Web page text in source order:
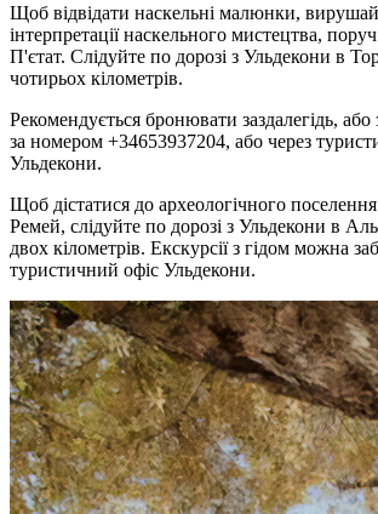
Щоб відвідати наскельні малюнки,
інтерпретації наскельного мистецтва,
П'єтат. Слідуйте по дорозі з Ульдекони в
чотирьох кілометрів.
Рекомендується бронювати заздалегідь,
за номером +34653937204, або через
Ульдекони.
Щоб дістатися до археологічного
Ремей, слідуйте по дорозі з Ульдекони в
двох кілометрів. Екскурсії з гідом можна
туристичний офіс Ульдекони.